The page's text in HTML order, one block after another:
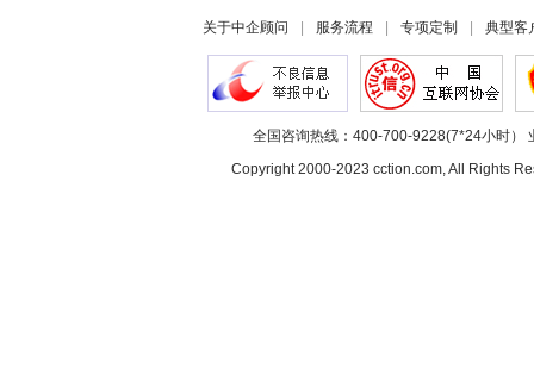
关于中企顾问 服务流程 专项定制 典型客
全国咨询热线：400-700-9228(7*24小时）
Copyright 2000-2023 cction.com, All Rights